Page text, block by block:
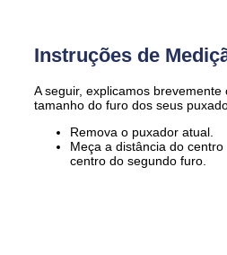
Instruções de
A seguir, explicamos
tamanho do furo dos seus
Remova o puxador atual.
Meça a distância do
centro do segundo furo.